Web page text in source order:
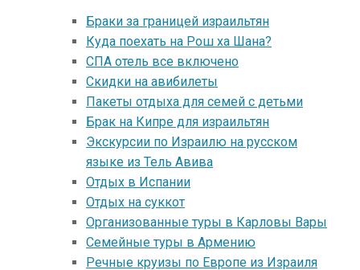
Браки за границей израильтян
Куда поехать на Рош ха Шана?
СПА отель все включено
Скидки на авибилеты
Пакеты отдыха для семей с детьми
Брак на Кипре для израильтян
Экскурсии по Израилю на русском
языке из Тель Авива
Отдых в Испании
Отдых на суккот
Организованные туры в Карловы Вары
Семейные туры в Армению
Речные круизы по Европе из Израиля